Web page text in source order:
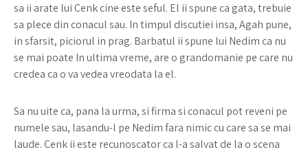
sa ii arate lui Cenk cine este seful. El ii spune ca gata, trebuie
sa plece din conacul sau. In timpul discutiei insa, Agah pune,
in sfarsit, piciorul in prag. Barbatul ii spune lui Nedim ca nu
se mai poate In ultima vreme, are o grandomanie pe care nu
credea ca o va vedea vreodata la el.
Sa nu uite ca, pana la urma, si firma si conacul pot reveni pe
numele sau, lasandu-l pe Nedim fara nimic cu care sa se mai
laude. Cenk ii este recunoscator ca l-a salvat de la o scena